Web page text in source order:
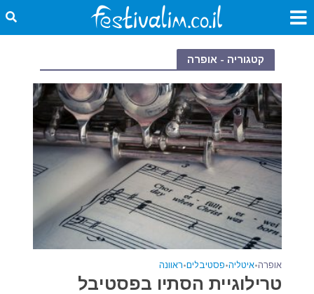
קטגוריה - אופרה
אופרה•איטליה•פסטיבלים•ראוונה
טרילוגיית הסתיו בפסטיבל